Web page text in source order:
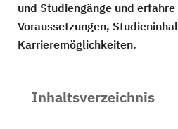
und Studiengänge und
Voraussetzungen,
Karrieremöglichkeiten.
Inhaltsverzeichnis